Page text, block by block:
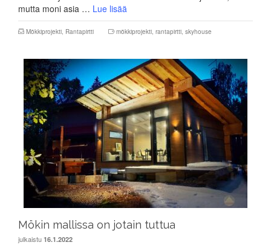
mutta moni asia … Lue lisää
Mökkiprojekti, Rantapirtti mökkiprojekti, rantapirtti, skyhouse
Mökin mallissa on jotain tuttua
julkaistu 16.1.2022